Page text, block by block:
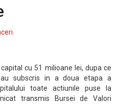
cu 51 milioane lei, dupa ce
subscris in a doua etapa a
toate actiunile puse la
transmis Bursei de Valori